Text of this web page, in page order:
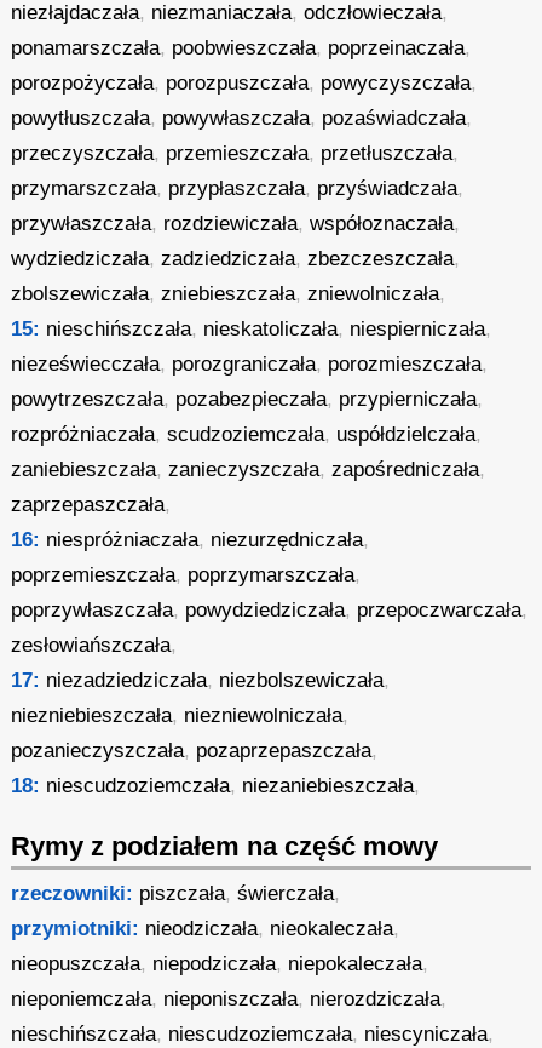
niezłajdaczała, niezmaniaczała,odczłowieczała,
ponamarszczała, poobwieszczała, poprzeinaczała,
porozpożyczała, porozpuszczała, powyczyszczała,
powytłuszczała, powywłaszczała, pozaświadczała,
przeczyszczała, przemieszczała, przetłuszczała,
przymarszczała, przypłaszczała, przyświadczała,
przywłaszczała, rozdziewiczała,współoznaczała,
wydziedziczała,zadziedziczała,zbezczeszczała,
zbolszewiczała,zniebieszczała,zniewolniczała,
15: nieschińszczała, nieskatoliczała, niespierniczała,
niezeświecczała, porozgraniczała, porozmieszczała,
powytrzeszczała, pozabezpieczała, przypierniczała,
rozpróżniaczała,scudzoziemczała, uspółdzielczała,
zaniebieszczała,zanieczyszczała,zapośredniczała,
zaprzepaszczała,
16: niespróżniaczała, niezurzędniczała,
poprzemieszczała, poprzymarszczała,
poprzywłaszczała, powydziedziczała, przepoczwarczała,
zesłowiańszczała,
17: niezadziedziczała, niezbolszewiczała,
niezniebieszczała, niezniewolniczała,
pozanieczyszczała, pozaprzepaszczała,
18: niescudzoziemczała, niezaniebieszczała,
Rymy z podziałem na część mowy
rzeczowniki: piszczała,świerczała,
przymiotniki: nieodziczała, nieokaleczała,
nieopuszczała, niepodziczała, niepokaleczała,
nieponiemczała, nieponiszczała, nierozdziczała,
nieschińszczała, niescudzoziemczała, niescyniczała,